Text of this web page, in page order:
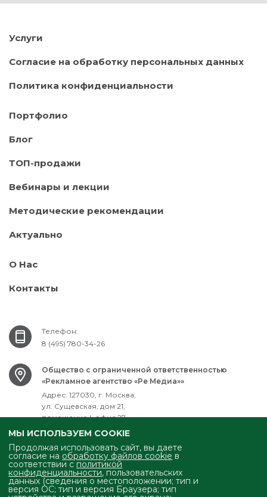
Услуги
Согласие на обработку персональных данных
Политика конфиденциальности
Портфолио
Блог
ТОП-продажи
Вебинары и лекции
Методические рекомендации
Актуально
О Нас
Контакты
Телефон:
8 (495) 780-34-26
Общество с ограниченной ответственностью
«Рекламное агентство «Ре Медиа»»
Адрес: 127030, г. Москва,
ул. Сущевская, дом 21,
помещение I, офис 27
ИНН: 7701751061
ОГРН: 1077761731310
Электронная почта:mailbox@ra-remedia.ru
МЫ ИСПОЛЬЗУЕМ COOKIE
Продолжая использовать сайт, вы даете
согласие на обработку файлов cookie в
соответствии с политикой
конфиденциальности, пользовательских
данных (сведения о местоположении; тип и
версия ОС; тип и версия Браузера; тип